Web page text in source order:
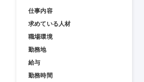
仕事内容
求めている人材
職場環境
勤務地
給与
勤務時間